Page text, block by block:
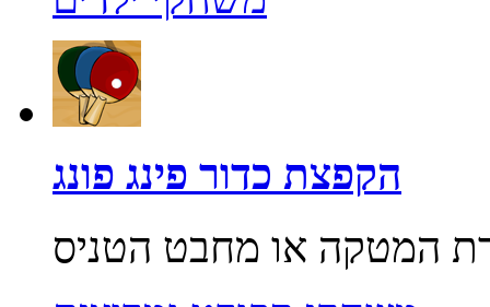
הקפצת כדור פינג פונג